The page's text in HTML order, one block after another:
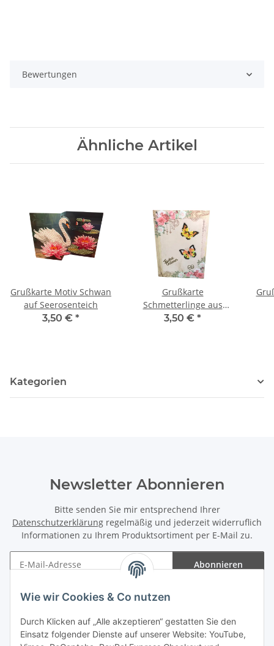
Wie wir Cookies & Co nutzen
Durch Klicken auf „Alle akzeptieren“ gestatten Sie den
Einsatz folgender Dienste auf unserer Website: YouTube,
Bewertungen
Ähnliche Artikel
Grußkarte Motiv Schwan
auf Seerosenteich
3,50 € *
Grußkarte
Schmetterlinge aus
Diamond Painting,
3,50 € *
Kategorien
Newsletter Abonnieren
Bitte senden Sie mir entsprechend Ihrer
Datenschutzerklärung regelmäßig und jederzeit widerruflich
Informationen zu Ihrem Produktsortiment per E-Mail zu.
Abonnieren
Gesetzliche Informationen